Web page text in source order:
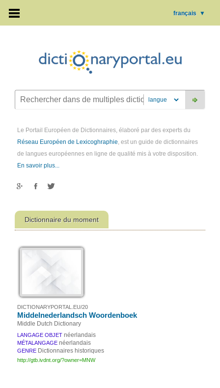
français ▼
Le Portail Européen de Dictionnaires, élaboré par des experts du
Réseau Européen de Lexicoghraphie, est un guide de dictionnaires
de langues européennes en ligne de qualité mis à votre disposition.
En savoir plus...
Dictionnaire du moment
DICTIONARYPORTAL.EU/20
Middelnederlandsch Woordenboek
Middle Dutch Dictionary
LANGAGE OBJET néerlandais
MÉTALANGAGE néerlandais
GENRE Dictionnaires historiques
http://gtb.ivdnt.org/?owner=MNW